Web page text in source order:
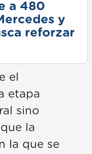
a 480
y
reforzar
el
etapa
sino
la
la que se